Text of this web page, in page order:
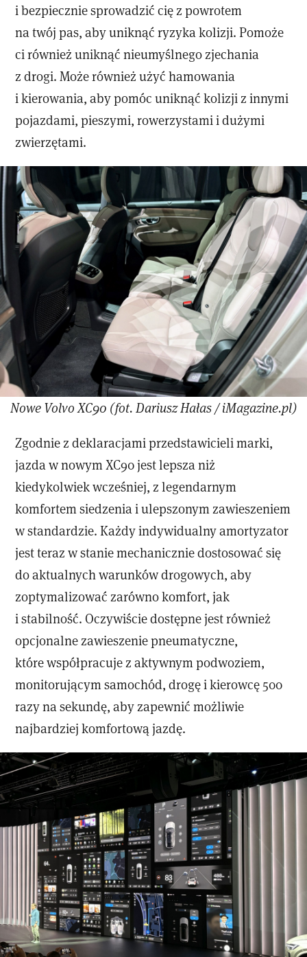
i bezpiecznie sprowadzić cię z powrotem
na twój pas, aby uniknąć ryzyka kolizji. Pomoże
ci również uniknąć nieumyślnego zjechania
z drogi. Może również użyć hamowania
i kierowania, aby pomóc uniknąć kolizji z innymi
pojazdami, pieszymi, rowerzystami i dużymi
zwierzętami.
Nowe Volvo XC90 (fot. Dariusz Hałas / iMagazine.pl)
Zgodnie z deklaracjami przedstawicieli marki,
jazda w nowym XC90 jest lepsza niż
kiedykolwiek wcześniej, z legendarnym
komfortem siedzenia i ulepszonym zawieszeniem
w standardzie. Każdy indywidualny amortyzator
jest teraz w stanie mechanicznie dostosować się
do aktualnych warunków drogowych, aby
zoptymalizować zarówno komfort, jak
i stabilność. Oczywiście dostępne jest również
opcjonalne zawieszenie pneumatyczne,
które współpracuje z aktywnym podwoziem,
monitorującym samochód, drogę i kierowcę 500
razy na sekundę, aby zapewnić możliwie
najbardziej komfortową jazdę.